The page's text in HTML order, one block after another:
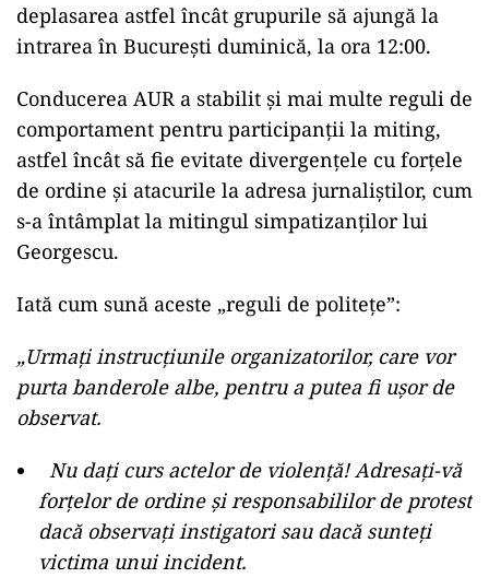
deplasarea astfel încât grupurile să ajungă la
intrarea în București duminică, la ora 12:00.
Conducerea AUR a stabilit și mai multe reguli de
comportament pentru participanții la miting,
astfel încât să fie evitate divergențele cu forțele
de ordine și atacurile la adresa jurnaliștilor, cum
s-a întâmplat la mitingul simpatizanților lui
Georgescu.
Iată cum sună aceste „reguli de politețe”:
⁠„Urmaţi instrucţiunile organizatorilor, care vor
purta banderole albe, pentru a putea fi uşor de
observat.
⁠ ⁠Nu daţi curs actelor de violenţă! Adresaţi-vă
forţelor de ordine şi responsabililor de protest
dacă observaţi instigatori sau dacă sunteţi
victima unui incident.